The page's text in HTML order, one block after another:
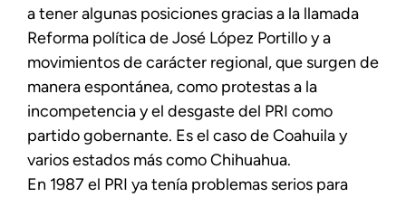
a tener algunas posiciones gracias a la llamada
Reforma política de José López Portillo y a
movimientos de carácter regional, que surgen de
manera espontánea, como protestas a la
incompetencia y el desgaste del PRI como
partido gobernante. Es el caso de Coahuila y
varios estados más como Chihuahua.
En 1987 el PRI ya tenía problemas serios para